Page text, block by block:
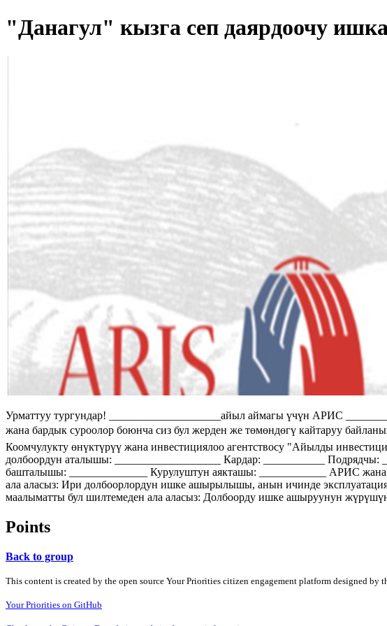
"Данагул" кызга сеп даярдоочу
Урматтуу тургундар! ____________________айыл аймагы үчүн АРИС
жана бардык суроолор боюнча сиз бул жерден же төмөндөгү кайтаруу
Коомчулукту өнүктүрүү жана инвестициялоо агентствосу "Айылды
долбоордун аталышы: ___________________ Кардар: ___________
башталышы: ______________ Курулуштун аякташы: ____________ АРИС
ала аласыз: Ири долбоорлордун ишке ашырылышы, анын ичинде
маалыматты бул шилтемеден ала аласыз: Долбоорду ишке ашыруунун
Points
Back to group
This content is created by the open source Your Priorities citizen engagement platform designed by
Your Priorities on GitHub